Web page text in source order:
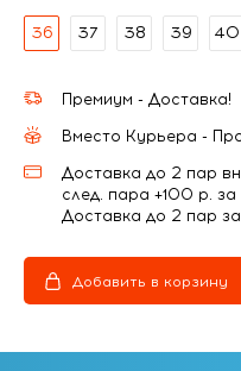
36 37 38 39 40
Премиум - Доставка!
Вместо Курьера -
Доставка до 2 пар
след. пара +100 р. за
Доставка до 2 пар
Добавить в корзину